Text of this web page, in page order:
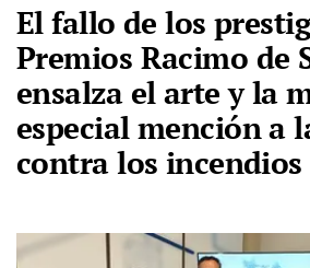
El fallo de los
Premios Racimo de
ensalza el arte y la
especial mención a
contra los incendios